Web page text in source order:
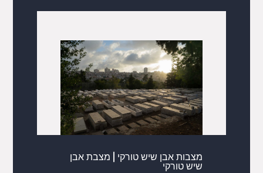
מצבות אבן שיש טורקי | מצבת אבן
שיש טורקי